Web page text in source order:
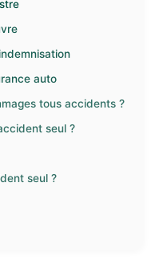
auto
tous accidents ?
seul ?
seul ?